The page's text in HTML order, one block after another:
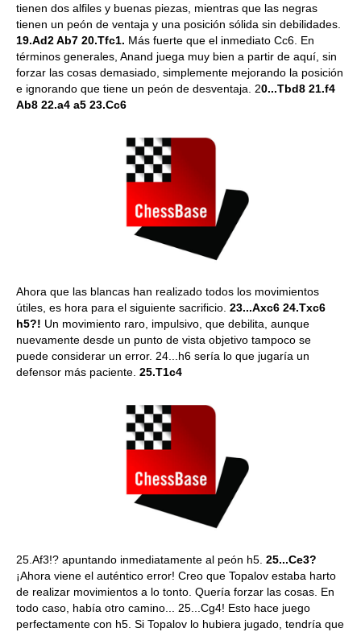
tienen dos alfiles y buenas piezas, mientras que las negras
tienen un peón de ventaja y una posición sólida sin debilidades.
19.Ad2 Ab7 20.Tfc1. Más fuerte que el inmediato Cc6. En
términos generales, Anand juega muy bien a partir de aquí, sin
forzar las cosas demasiado, simplemente mejorando la posición
e ignorando que tiene un peón de desventaja. 20...Tbd8 21.f4
Ab8 22.a4 a5 23.Cc6
Ahora que las blancas han realizado todos los movimientos
útiles, es hora para el siguiente sacrificio. 23...Axc6 24.Txc6
h5?! Un movimiento raro, impulsivo, que debilita, aunque
nuevamente desde un punto de vista objetivo tampoco se
puede considerar un error. 24...h6 sería lo que jugaría un
defensor más paciente. 25.T1c4
25.Af3!? apuntando inmediatamente al peón h5. 25...Ce3?
¡Ahora viene el auténtico error! Creo que Topalov estaba harto
de realizar movimientos a lo tonto. Quería forzar las cosas. En
todo caso, había otro camino... 25...Cg4! Esto hace juego
perfectamente con h5. Si Topalov lo hubiera jugado, tendría que